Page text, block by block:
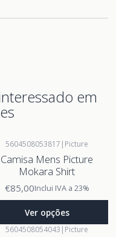
em
5604508053817 | Picture
Camisa Mens Picture
Mokara Shirt
€85,00Inclui IVA a 23%
Ver opções
5604508054043 | Picture